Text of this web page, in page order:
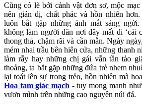
Cũng có lẽ bởi cảnh vật đơn sơ, mộc
nên giản dị, chất phác và hồn nhiên
luôn bắt gặp những ánh mắt sáng
không làm người dân nơi đây mất đi ‘cái
thong thả, chậm rãi và cần mẫn. Ngày
mém nhai trầu bên hiên cửa, những thanh
làm rẫy hay những chị gái vẫn tần tảo
thoảng, ta bắt gặp những đứa trẻ nhem
lại toát lên sự trong trẻo, hồn nhiên mà
Hoa tam giác mạch - tuy mong manh
vươn mình trên những cao nguyên núi đá.